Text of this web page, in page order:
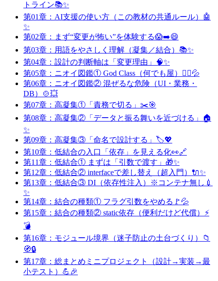
トライン📚✨
第01章：AI支援の使い方（この教材の共通ルール）🤖
✨
第02章：まず“変更が怖い”を体験する😱➡️😄
第03章：用語をやさしく理解（凝集／結合）📚✨
第04章：設計の判断軸は「変更理由」🧠✨
第05章：ニオイ図鑑① God Class（何でも屋）🧟‍♀️💦
第06章：ニオイ図鑑② 混ぜるな危険（UI・業務・
DB）🍲💥
第07章：高凝集①「責務で切る」✂️🎯
第08章：高凝集②「データと振る舞いを近づける」🏠
✨
第09章：高凝集③「命名で設計する」🏷️💖
第10章：低結合の入口「依存」を見える化👀🔗
第11章：低結合① まずは「引数で渡す」🎁✨
第12章：低結合② interfaceで差し替え（超入門）🔌✨
第13章：低結合③ DI（依存性注入）※コンテナ無し💉
✨
第14章：結合の種類① フラグ引数をやめる🚩💦
第15章：結合の種類② static依存（便利だけど代償）⚡
💣
第16章：モジュール境界（迷子防止の土台づくり）📁
🧭🔒
第17章：総まとめミニプロジェクト（設計→実装→最
小テスト）💪🎉